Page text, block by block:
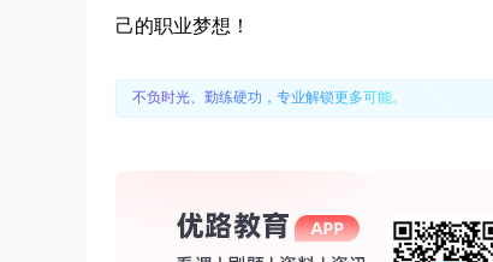
己的职业梦想！
不负时光、勤练硬功，专业解锁更多可能。